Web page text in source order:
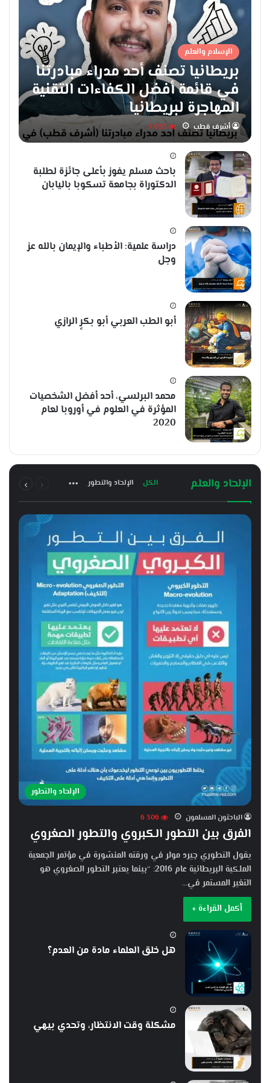
الإسلام والعلم
بريطانيا تصنف أحد مدراء مبادرتنا
في قائمة أفضل الكفاءات التقنية
المهاجرة لبريطانيا
أشرف قطب 7٬033
باحث مسلم يفوز بأعلى جائزة لطلبة
الدكتوراة بجامعة تسكوبا باليابان
دراسة علمية: الأطباء والإيمان بالله عز
وجل
أبو الطب العربي أبو بكرٍ الرازي
محمد البرلسي، أحد أفضل الشخصيات
المؤثرة في العلوم في أوروبا لعام
2020
الإلحاد والعلم الكل الإلحاد والتطور
الصفحة
الإلحاد والتطور
الباحثون المسلمون 6٬306
الفرق بين التطور الكبروي والتطور الصغروي
يقول التطوري جيرد مولر في ورقته المنشورة في مؤتمر الجمعية
الملكية البريطانية عام 2016: “بينما يعتبر التطور الصغروي هو
التغير المستمر في…
أكمل القراءة »
هل خلق العلماء مادة من العدم؟
مشكلة وقت الانتظار، وتحدي بيهي